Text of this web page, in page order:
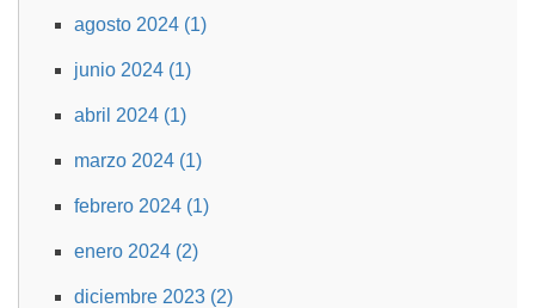
agosto 2024 (1)
junio 2024 (1)
abril 2024 (1)
marzo 2024 (1)
febrero 2024 (1)
enero 2024 (2)
diciembre 2023 (2)